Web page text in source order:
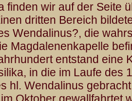
finden wir auf der Seite
dritten Bereich
Wendalinus?, die
Magdalenenkapelle
entstand eine
in die im Laufe des
hl. Wendalinus